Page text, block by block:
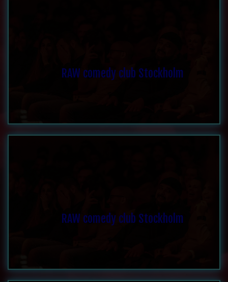
RAW comedy club Stockholm
RAW comedy club Stockholm